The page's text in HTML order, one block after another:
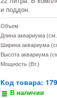
и поддон.
Объем
Длина аквариума
Ширина аквариума
Высота аквариума
Мощность (Вт.)
Код товара:
В наличии